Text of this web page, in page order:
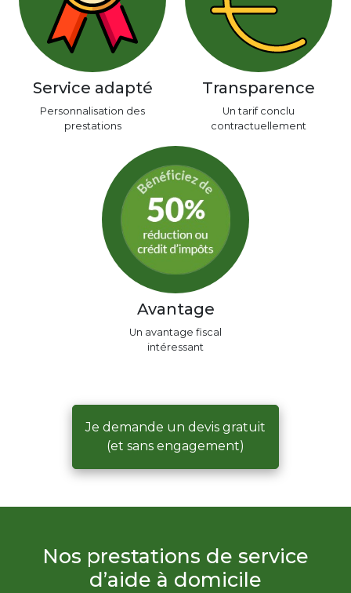
Service adapté
Personnalisation des
prestations
Transparence
Un tarif conclu
contractuellement
Avantage
Un avantage fiscal
intéressant
Je demande un devis gratuit
(et sans engagement)
Nos prestations de service
d’aide à domicile